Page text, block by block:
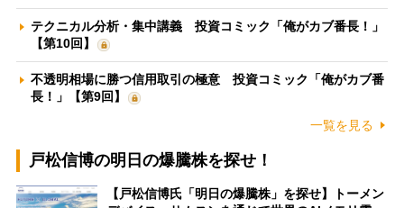
テクニカル分析・集中講義 投資コミック「俺がカブ番長！」
【第10回】
不透明相場に勝つ信用取引の極意 投資コミック「俺がカブ番
長！」【第9回】
一覧を見る
戸松信博の明日の爆騰株を探せ！
【戸松信博氏「明日の爆騰株」を探せ】トーメン